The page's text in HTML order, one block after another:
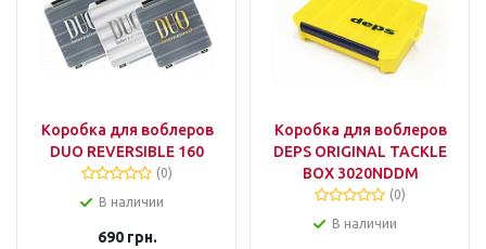
Коробка для воблеров
DUO REVERSIBLE 160
(0)
В наличии
690грн.
Коробка для воблеров
DEPS ORIGINAL TACKLE
BOX 3020NDDM
(0)
В наличии